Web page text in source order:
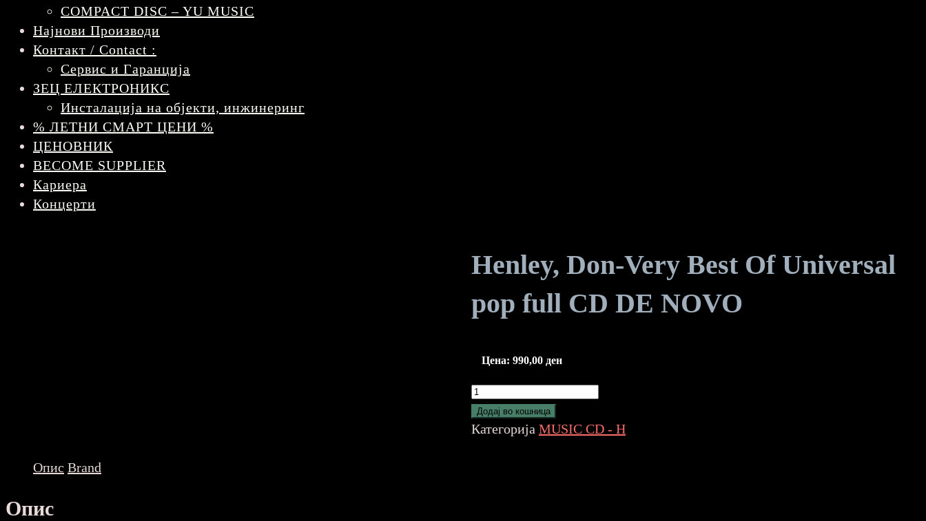
COMPACT DISC – YU MUSIC
Најнови Производи
Контакт / Contact :
Сервис и Гаранција
ЗЕЦ ЕЛЕКТРОНИКС
Инсталација на објекти, инжинеринг
% ЛЕТНИ СМАРТ ЦЕНИ %
ЦЕНОВНИК
BECOME SUPPLIER
Кариера
Концерти
Henley, Don-Very Best Of Universal
pop full CD DE NOVO
Цена: 990,00 ден
Henley,
Don-
Very
Додај во кошница
Категорија MUSIC CD - H
Опис Brand
Опис